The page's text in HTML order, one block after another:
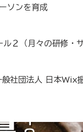
ソンを育成
２（月々の研修・
社団法人 日本Wix